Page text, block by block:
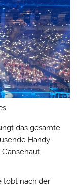
das gesamte
Handy-
Gänsehaut-
tobt nach der